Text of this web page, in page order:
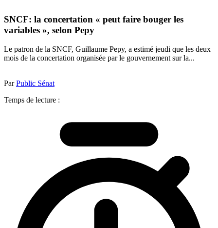
SNCF: la concertation « peut faire bouger les
variables », selon Pepy
Le patron de la SNCF, Guillaume Pepy, a estimé jeudi que les deux
mois de la concertation organisée par le gouvernement sur la...
ParPublic Sénat
Temps de lecture :